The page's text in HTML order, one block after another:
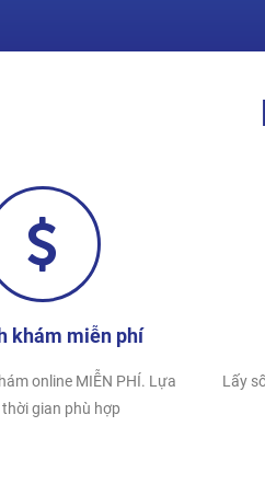
khám miễn phí
online MIỄN PHÍ. Lựa
gian phù hợp
Lấy